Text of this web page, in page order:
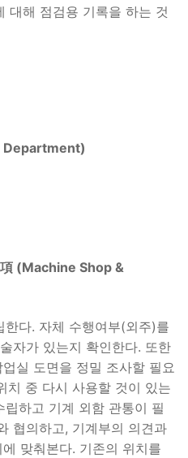
대해 점검용 기록을 하는 것
Department)
(Machine Shop &
다. 자체 수행여부(외주)를
자가 있는지 확인한다. 또한
실 도면을 정밀 조사할 필요
치 중 다시 사용할 것이 있는
하고 기계 외함 관통이 필
협의하고, 기계부의 의견과
맞춰본다. 기존의 위치를